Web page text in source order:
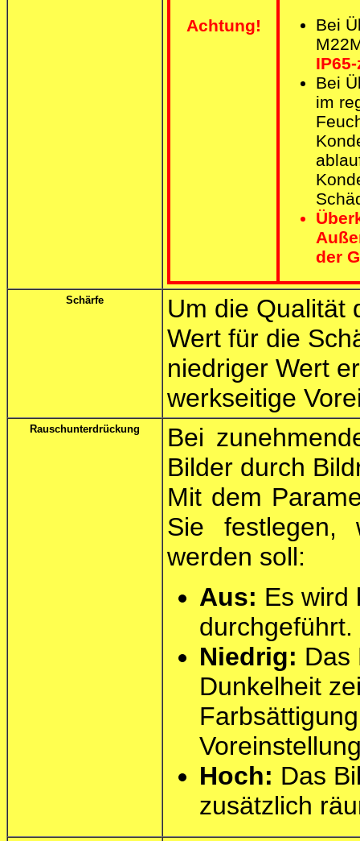
Achtung!
Bei
Bei
im
der
Schärfe
Um die Qualität
Wert für die
niedriger Wert
werkseitige
Rauschunterdrückung
Bei
Bilder durch
Mit dem
Sie festlegen,
werden soll:
Aus: Es wird
durchgeführt.
Niedrig: Das
Dunkelheit
Hoch: Das
zusätzlich